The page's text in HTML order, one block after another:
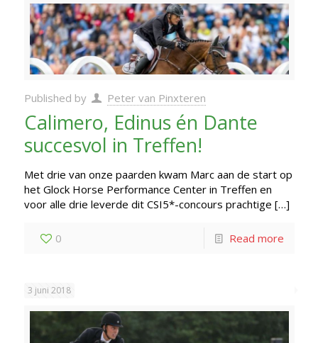
Published by Peter van Pinxteren
Calimero, Edinus én Dante
succesvol in Treffen!
Met drie van onze paarden kwam Marc aan de start op
het Glock Horse Performance Center in Treffen en
voor alle drie leverde dit CSI5*-concours prachtige […]
0 Read more
3 juni 2018